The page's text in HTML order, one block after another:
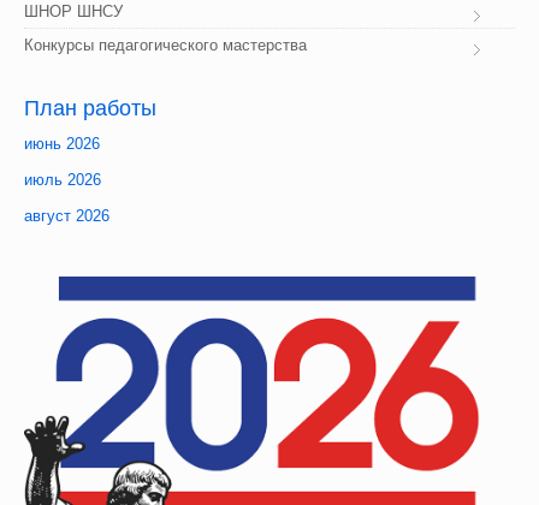
ШНОР ШНСУ
Конкурсы педагогического мастерства
План работы
июнь 2026
июль 2026
август 2026